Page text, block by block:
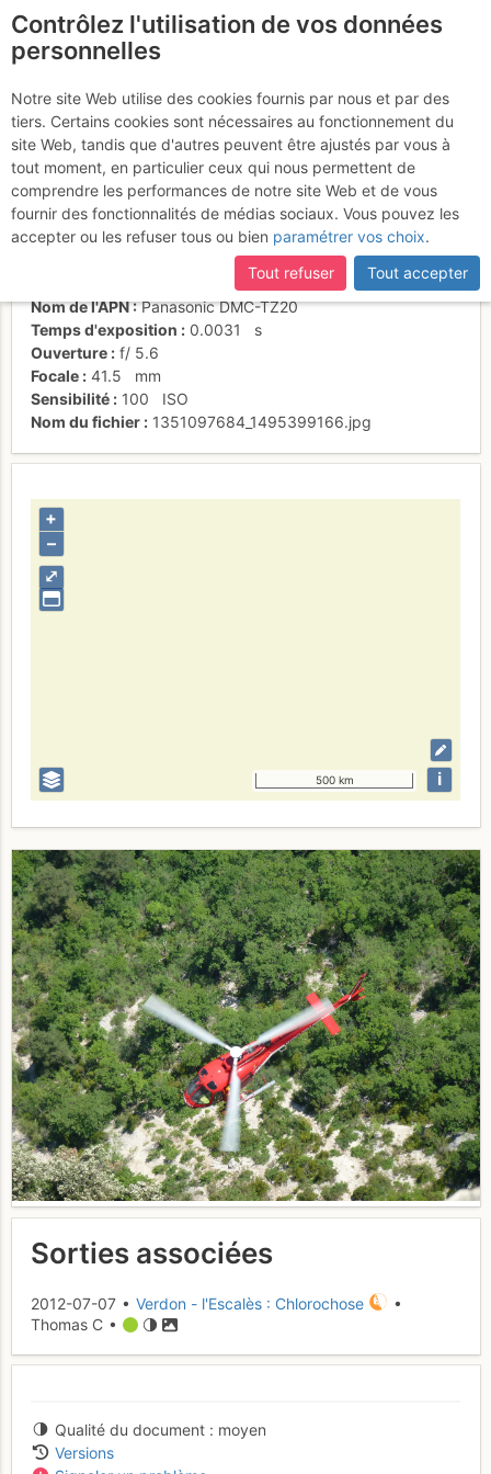
Les secours en action
Activités
Date/heure
7 juil. 2012 14:09
Contributeur
Thomas C
individuel (CC by-nc-nd)
Nom de l'APN
Panasonic DMC-TZ20
Temps d'exposition
0.0031
s
Ouverture
f/ 5.6
Focale
41.5
mm
Sensibilité
100
ISO
Nom du fichier
1351097684_1495399166.jpg
⤢
+
–
500 km i
Sorties associées
2012-07-07 • Verdon - l'Escalès : Chlorochose
•
Thomas C •
Qualité du document
moyen
Versions
Contrôlez l'utilisation de vos données
personnelles
Notre site Web utilise des cookies fournis par nous et par des
tiers. Certains cookies sont nécessaires au fonctionnement du
site Web, tandis que d'autres peuvent être ajustés par vous à
tout moment, en particulier ceux qui nous permettent de
comprendre les performances de notre site Web et de vous
fournir des fonctionnalités de médias sociaux. Vous pouvez les
accepter ou les refuser tous ou bien paramétrer vos choix.
Tout refuser
Tout accepter